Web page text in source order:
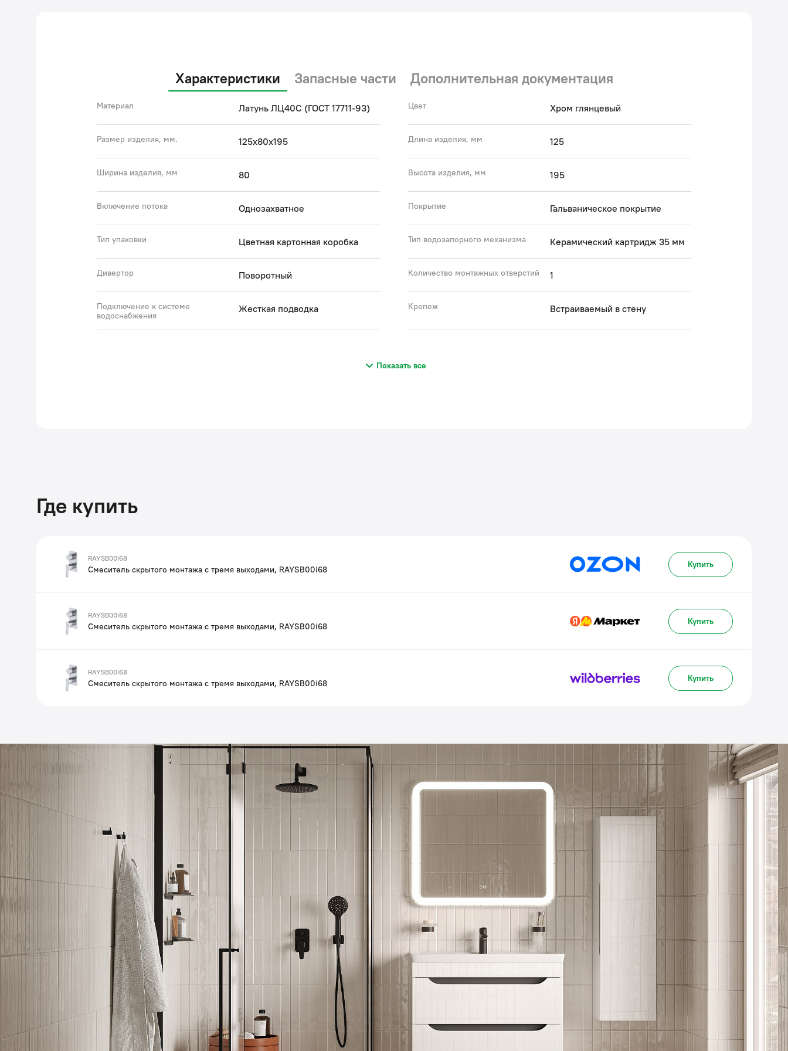
Характеристики Запасные части Дополнительная документация
Материал Латунь ЛЦ40C (ГОСТ 17711-93) Цвет Хром глянцевый
Размер изделия, мм. 125х80х195 Длина изделия, мм 125
Ширина изделия, мм 80 Высота изделия, мм 195
Включение потока Однозахватное Покрытие Гальваническое покрытие
Тип упаковки Цветная картонная коробка Тип водозапорного механизма Керамический картридж 35 мм
Дивертор Поворотный Количество монтажных отверстий 1
Подключение к системе
водоснабжения
Жесткая подводка Крепеж Встраиваемый в стену
Показать все
Где купить
RAYSB00i68
Смеситель скрытого монтажа с тремя выходами, RAYSB00i68 Купить
RAYSB00i68
Смеситель скрытого монтажа с тремя выходами, RAYSB00i68 Купить
RAYSB00i68
Смеситель скрытого монтажа с тремя выходами, RAYSB00i68 Купить